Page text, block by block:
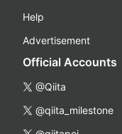
Help
Advertisement
Official Accounts
@Qiita
@qiita_milestone